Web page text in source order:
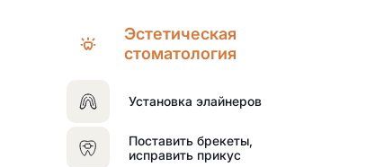
Эстетическая
стоматология
Установка элайнеров
Поставить брекеты,
исправить прикус